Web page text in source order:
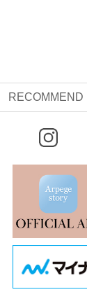
RECOMMEND